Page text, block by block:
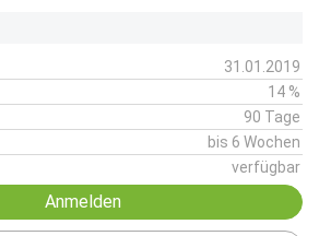
31.01.2019
14 %
90 Tage
bis 6 Wochen
verfügbar
Anmelden